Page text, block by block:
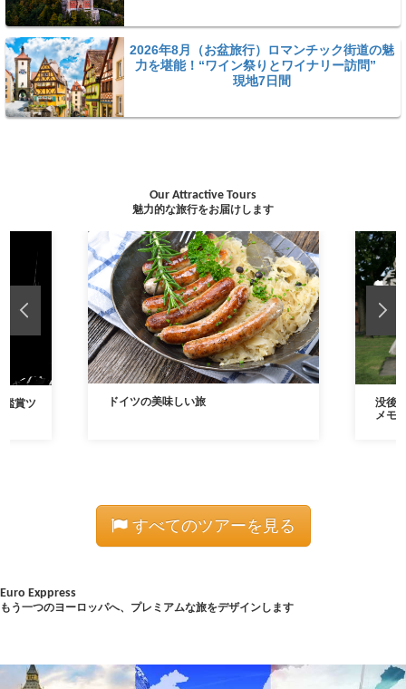
2026年8月（お盆旅行）ロマンチック街道の魅
力を堪能！“ワイン祭りとワイナリー訪問”
現地7日間
Our Attractive Tours
魅力的な旅行をお届けします
鑑賞ツ ドイツの美味しい旅
没後
メモ
すべてのツアーを見る
Euro Exppress
もう一つのヨーロッパへ、プレミアムな旅をデザインします